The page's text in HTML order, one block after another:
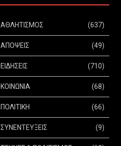
ΑΘΛΗΤΙΣΜΟΣ (637)
ΑΠΟΨΕΙΣ (49)
ΕΙΔΗΣΕΙΣ (710)
ΚΟΙΝΩΝΙΑ (68)
ΠΟΛΙΤΙΚΗ (66)
ΣΥΝΕΝΤΕΥΞΕΙΣ (9)